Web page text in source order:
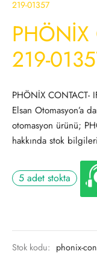
219-01357
PHÖNİX
219-
PHÖNİX CONTACT-
Elsan Otomasyon’a
otomasyon ürünü;
hakkında stok
5 adet stokta
Stok kodu: phonix-